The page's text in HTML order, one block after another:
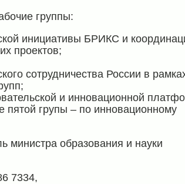
группы:
инициативы БРИКС и
проектов;
сотрудничества России в
и инновационной
групы – по инновационному
министра образования и науки
7334,